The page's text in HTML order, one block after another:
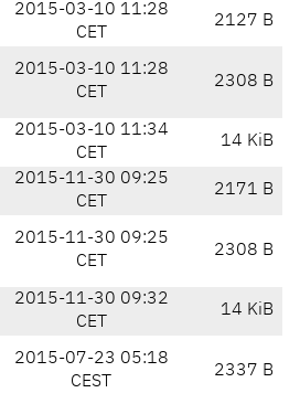
2015-03-10 11:28
CET
2127 B
2015-03-10 11:28
CET
2308 B
2015-03-10 11:34
CET
14 KiB
2015-11-30 09:25
CET
2171 B
2015-11-30 09:25
CET
2308 B
2015-11-30 09:32
CET
14 KiB
2015-07-23 05:18
CEST
2337 B